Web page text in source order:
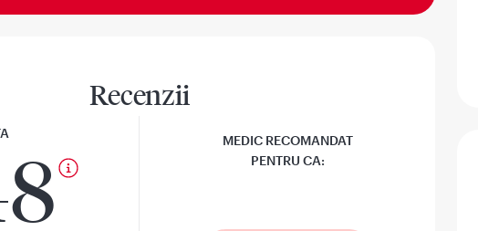
Recenzii
MEDIC RECOMANDAT
PENTRU CA: